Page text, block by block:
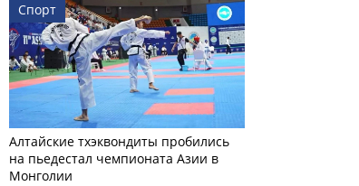
Спорт
Алтайские тхэквондиты пробились
на пьедестал чемпионата Азии в
Монголии